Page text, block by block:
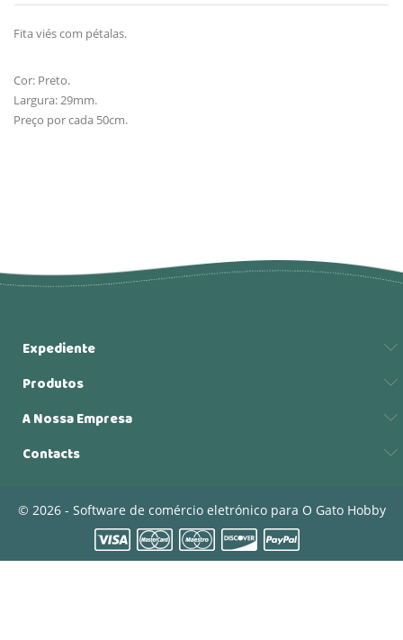
Fita viés com pétalas.
Cor: Preto.
Largura: 29mm.
Preço por cada 50cm.
Expediente
Produtos
A Nossa Empresa
Contacts
© 2026 - Software de comércio eletrónico para O Gato Hobby